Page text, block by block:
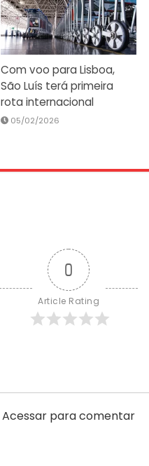
Com voo para Lisboa,
São Luís terá primeira
rota internacional
05/02/2026
0
Article Rating
Acessar para comentar